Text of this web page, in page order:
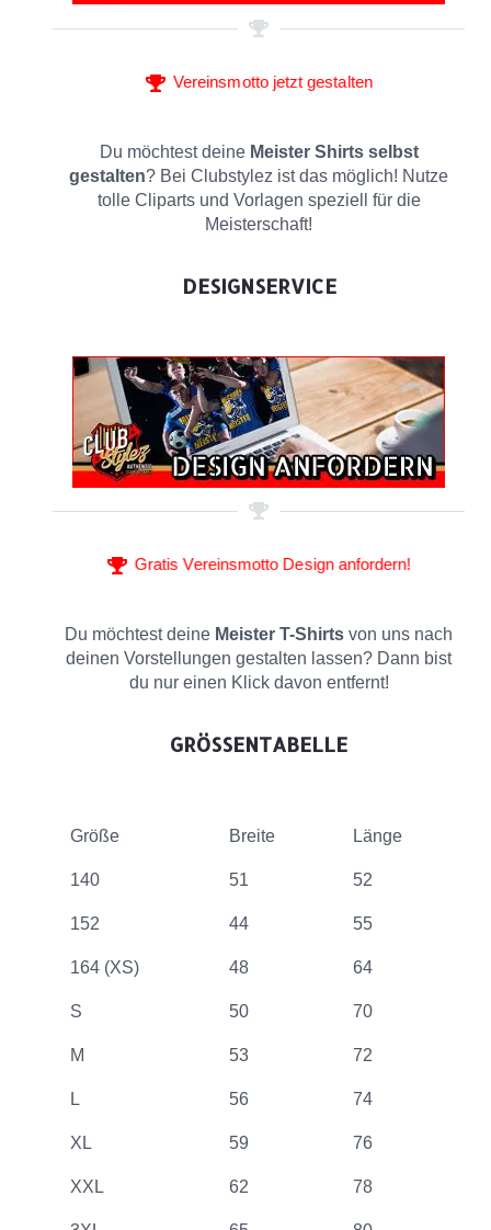
Vereinsmotto jetzt gestalten
Du möchtest deine Meister Shirts selbst
gestalten? Bei Clubstylez ist das möglich! Nutze
tolle Cliparts und Vorlagen speziell für die
Meisterschaft!
DESIGNSERVICE
Gratis Vereinsmotto Design anfordern!
Du möchtest deine Meister T-Shirts von uns nach
deinen Vorstellungen gestalten lassen? Dann bist
du nur einen Klick davon entfernt!
GRÖSSENTABELLE
Größe Breite Länge
140 51 52
152 44 55
164 (XS) 48 64
S 50 70
M 53 72
L 56 74
XL 59 76
XXL 62 78